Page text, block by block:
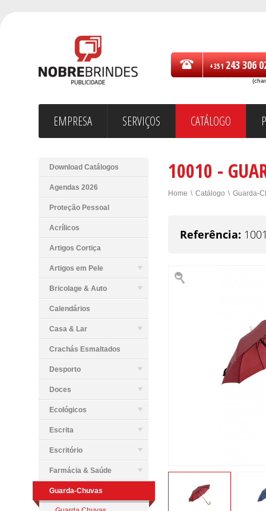
+351243 306
EMPRESA SERVIÇOS CATÁLOGO
Download Catálogos
Agendas 2026
Proteção Pessoal
Acrílicos
Artigos Cortiça
Artigos em Pele
Bricolage & Auto
Calendários
Casa & Lar
Crachás Esmaltados
Desporto
Doces
Ecológicos
Escrita
Escritório
Farmácia & Saúde
Guarda-Chuvas
10010 -
Home \ Catálogo \ Guarda-
Referência: